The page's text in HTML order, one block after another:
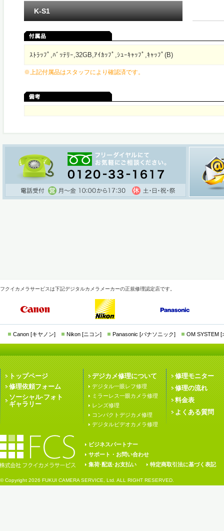
K-S1
ｽﾄﾗｯﾌﾟ,ﾊﾞｯﾃﾘｰ,32GB,ｱｲｶｯﾌﾟ,ｼｭｰｷｬｯﾌﾟ,ｷｬｯﾌﾟ(B)
※上記付属品はスタッフにより確認済です。
フクイカメラサービスは下記デジタルカメラメーカーの正規修理認定店です。
Canon [キヤノン] Nikon [ニコン] Panasonic [パナソニック] OM SYSTEM [
トップページ
修理依頼フォーム
ソーシャル·フォト
ギャラリー
デジカメ修理について
デジタル一眼レフ修理
ミラーレス一眼カメラ修理
レンズ修理
コンパクトデジカメ修理
デジタルビデオカメラ修理
修理モニター
修理の流れ
料金表
よくある質問
ビジネスパートナー
サポート・お問い合わせ
集荷·配送·お支払い
特定商取引法に基づく表記
© Copyright 2026 FUKUI CAMERA SERVICE, Ltd. ALL RIGHT RESERVED.